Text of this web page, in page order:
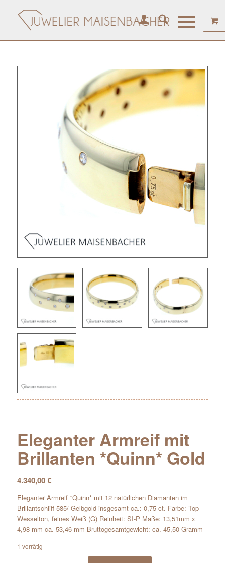
Eleganter Armreif mit
Brillanten *Quinn* Gold
4.340,00€
Eleganter Armreif *Quinn* mit 12 natürlichen Diamanten im
Brillantschliff 585/-Gelbgold insgesamt ca.: 0,75 ct. Farbe: Top
Wesselton, feines Weiß (G) Reinheit: SI-P Maße: 13,51mm x
4,98 mm ca. 53,46 mm Bruttogesamtgewicht: ca. 45,50 Gramm
1 vorrätig